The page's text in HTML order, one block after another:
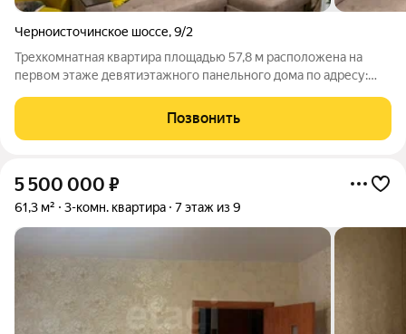
Черноисточинское шоссе,9/2
Трехкомнатная квартира площадью 57,8 м расположена на
первом этаже девятиэтажного панельного дома по адресу:
в районе с развитой инфраструктурой: в шаговой доступности
магазины, аптеки,
Позвонить
5 500 000 ₽
61,3 м² 3-комн. квартира 7 этаж из 9